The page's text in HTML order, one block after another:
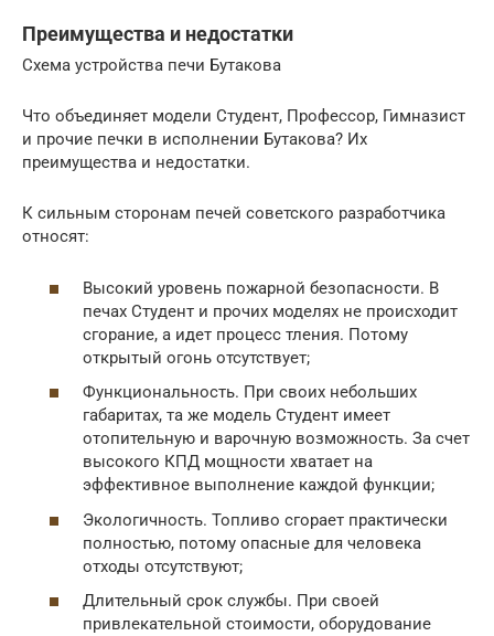
Преимущества и недостатки
Схема устройства печи Бутакова
Что объединяет модели Студент, Профессор, Гимназист
и прочие печки в исполнении Бутакова? Их
преимущества и недостатки.
К сильным сторонам печей советского разработчика
относят:
Высокий уровень пожарной безопасности. В
печах Студент и прочих моделях не происходит
сгорание, а идет процесс тления. Потому
открытый огонь отсутствует;
Функциональность. При своих небольших
габаритах, та же модель Студент имеет
отопительную и варочную возможность. За счет
высокого КПД мощности хватает на
эффективное выполнение каждой функции;
Экологичность. Топливо сгорает практически
полностью, потому опасные для человека
отходы отсутствуют;
Длительный срок службы. При своей
привлекательной стоимости, оборудование